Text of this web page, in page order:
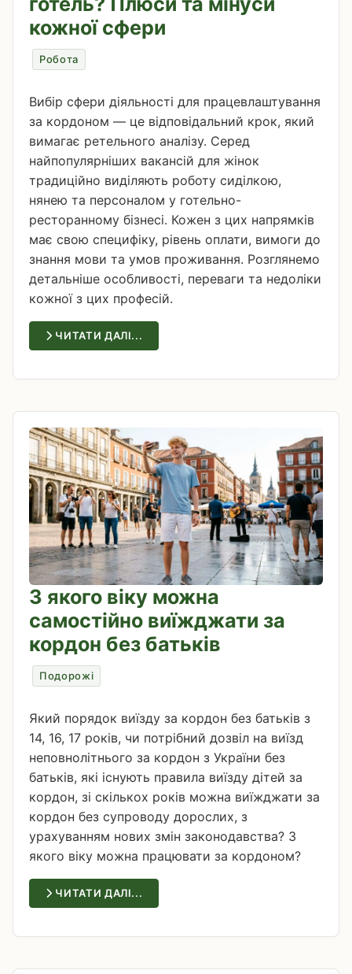
кожної сфери
Робота
Вибір сфери діяльності для працевлаштування
за кордоном — це відповідальний крок, який
вимагає ретельного аналізу. Серед
найпопулярніших вакансій для жінок
традиційно виділяють роботу сиділкою,
нянею та персоналом у готельно-
ресторанному бізнесі. Кожен з цих напрямків
має свою специфіку, рівень оплати, вимоги до
знання мови та умов проживання. Розглянемо
детальніше особливості, переваги та недоліки
кожної з цих професій.
ЧИТАТИ ДАЛІ...
З якого віку можна
самостійно виїжджати за
кордон без батьків
Подорожі
Який порядок виїзду за кордон без батьків з
14, 16, 17 років, чи потрібний дозвіл на виїзд
неповнолітнього за кордон з України без
батьків, які існують правила виїзду дітей за
кордон, зі скількох років можна виїжджати за
кордон без супроводу дорослих, з
урахуванням нових змін законодавства? З
якого віку можна працювати за кордоном?
ЧИТАТИ ДАЛІ...